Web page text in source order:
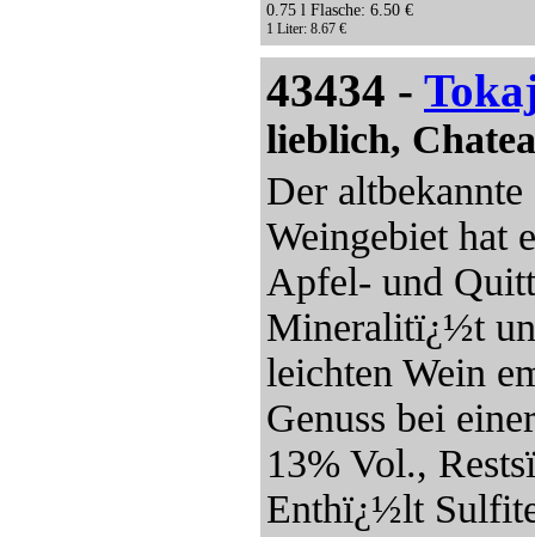
0.75 l Flasche: 6.50 €
1 Liter: 8.67 €
43434 -
lieblich,
Der
Weingebiet hat
Apfel- und
Mineralitï¿½t
leichten Wein
Genuss bei
13% Vol.,
Enthï¿½lt